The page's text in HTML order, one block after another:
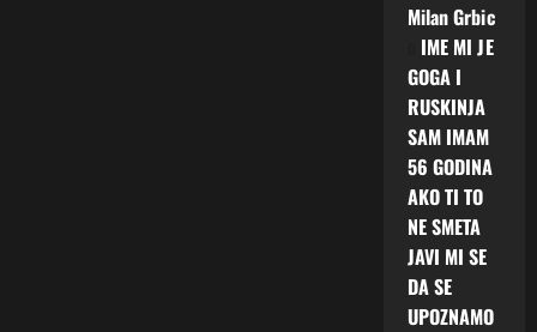
Milan Grbic
IME MI JE
GOGA I
RUSKINJA
SAM IMAM
56 GODINA
AKO TI TO
NE SMETA
JAVI MI SE
DA SE
UPOZNAMO